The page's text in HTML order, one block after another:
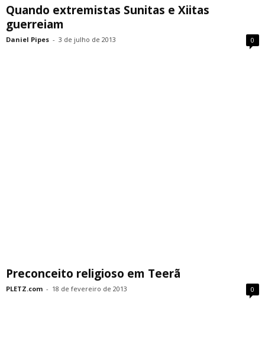
Quando extremistas Sunitas e Xiitas
guerreiam
Daniel Pipes - 3 de julho de 2013 0
Preconceito religioso em Teerã
PLETZ.com - 18 de fevereiro de 2013 0